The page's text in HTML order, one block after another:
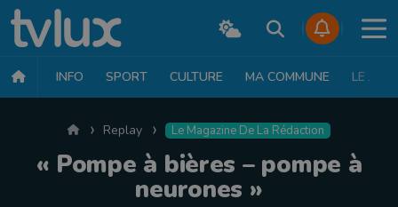
INFO SPORT CULTURE MA COMMUNE LE JT
AccueilReplay Le Magazine De La Rédaction
« Pompe à bières – pompe à
neurones »